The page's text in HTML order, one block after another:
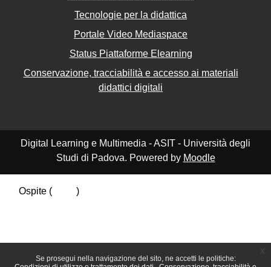
Se prosegui nella navigazione del sito, ne accetti le politiche:
Tecnologie per la didattica
Portale Video Mediaspace
Status Piattaforme Elearning
Conservazione, tracciabilità e accesso ai materiali
didattici digitali
Digital Learning e Multimedia - ASIT - Università degli
Studi di Padova. Powered by Moodle
Ospite (
)